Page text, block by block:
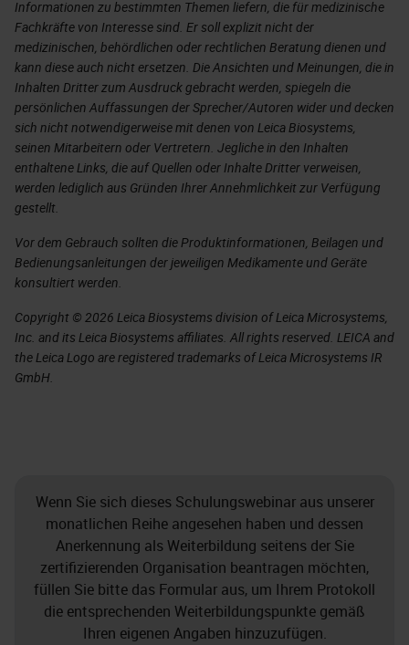
Informationen zu bestimmten Themen liefern, die für medizinische
Fachkräfte von Interesse sind. Er soll explizit nicht der
medizinischen, behördlichen oder rechtlichen Beratung dienen und
kann diese auch nicht ersetzen. Die Ansichten und Meinungen, die in
Inhalten Dritter zum Ausdruck gebracht werden, spiegeln die
persönlichen Auffassungen der Sprecher/Autoren wider und decken
sich nicht notwendigerweise mit denen von Leica Biosystems,
seinen Mitarbeitern oder Vertretern. Jegliche in den Inhalten
enthaltene Links, die auf Quellen oder Inhalte Dritter verweisen,
werden lediglich aus Gründen Ihrer Annehmlichkeit zur Verfügung
gestellt.
Vor dem Gebrauch sollten die Produktinformationen, Beilagen und
Bedienungsanleitungen der jeweiligen Medikamente und Geräte
konsultiert werden.
Copyright © 2026 Leica Biosystems division of Leica Microsystems,
Inc. and its Leica Biosystems affiliates. All rights reserved. LEICA and
the Leica Logo are registered trademarks of Leica Microsystems IR
GmbH.
Wenn Sie sich dieses Schulungswebinar aus unserer
monatlichen Reihe angesehen haben und dessen
Anerkennung als Weiterbildung seitens der Sie
zertifizierenden Organisation beantragen möchten,
füllen Sie bitte das Formular aus, um Ihrem Protokoll
die entsprechenden Weiterbildungspunkte gemäß
Ihren eigenen Angaben hinzuzufügen.